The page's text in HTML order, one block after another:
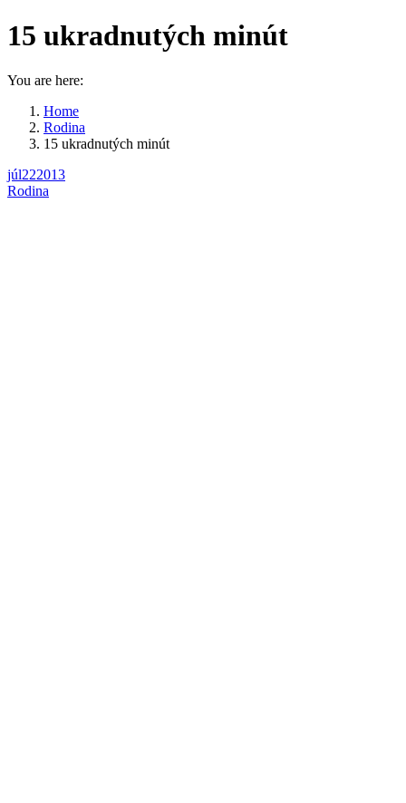
15 ukradnutých minút
You are here:
Home
Rodina
15 ukradnutých minút
júl222013
Rodina